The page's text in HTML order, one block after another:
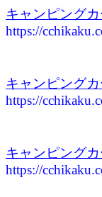
キャンピング
https://
キャンピング
https://
キャンピング
https://